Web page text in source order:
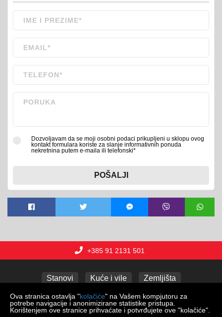
Dozvoljavam da se moji osobni podaci prikupljeni u sklopu ovog
kontakt formulara koriste za slanje informativnih ponuda
nekretnina putem e-maila ili telefonski*
POŠALJI
+385 91 2131 501
Stanovi Kuće i vile Zemljišta
Poslovni prostori Apartmani Garaže
Ova stranica ostavlja "kolačiće" na Vašem kompjutoru za
potrebe navigacije i anonimizirane statistike pristupa.
Korištenjem ove stranice prihvaćate i potvrđujete ove "kolačiće".